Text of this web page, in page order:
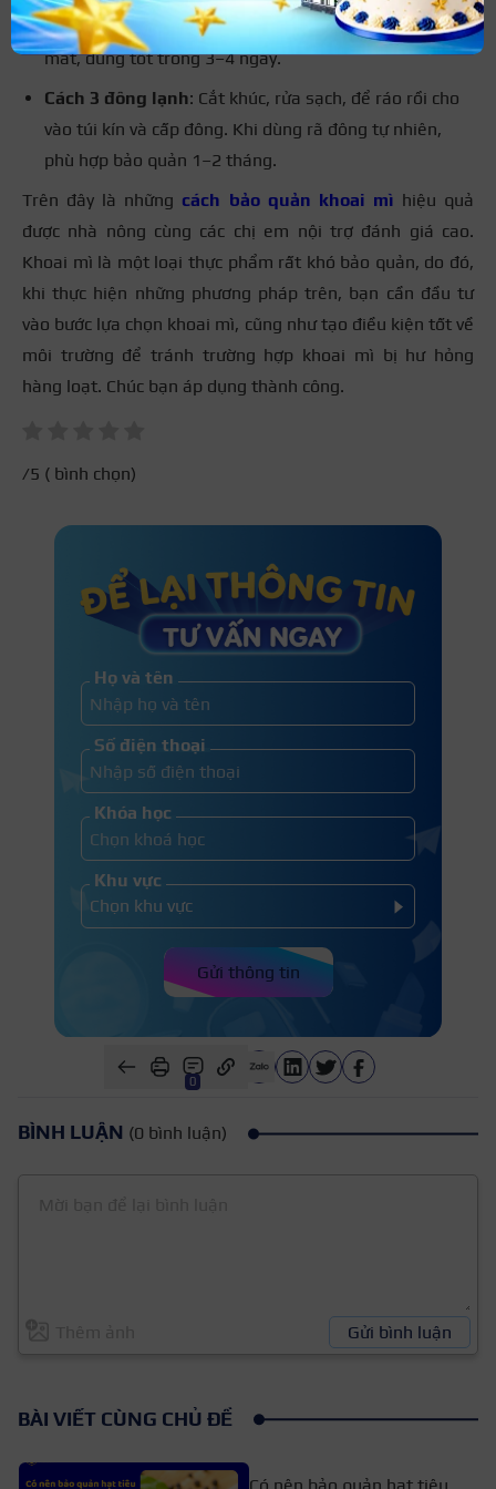
lột vỏ vào hộp kín hoặc túi zip, ngâm nước rồi đặt ngăn
mát, dùng tốt trong 3–4 ngày.
Cách 3 đông lạnh: Cắt khúc, rửa sạch, để ráo rồi cho
vào túi kín và cấp đông. Khi dùng rã đông tự nhiên,
phù hợp bảo quản 1–2 tháng.
Trên đây là những cách bảo quản khoai mì hiệu quả
được nhà nông cùng các chị em nội trợ đánh giá cao.
Khoai mì là một loại thực phẩm rất khó bảo quản, do đó,
khi thực hiện những phương pháp trên, bạn cần đầu tư
vào bước lựa chọn khoai mì, cũng như tạo điều kiện tốt về
môi trường để tránh trường hợp khoai mì bị hư hỏng
hàng loạt. Chúc bạn áp dụng thành công.
/5 ( bình chọn)
Họ và tên
Số điện thoại
Khóa học
Khu vực
Gửi thông tin
0
BÌNH LUẬN (0 bình luận)
Gửi bình luận
BÀI VIẾT CÙNG CHỦ ĐỀ